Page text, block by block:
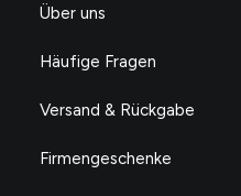
Über uns
Häufige Fragen
Versand & Rückgabe
Firmengeschenke